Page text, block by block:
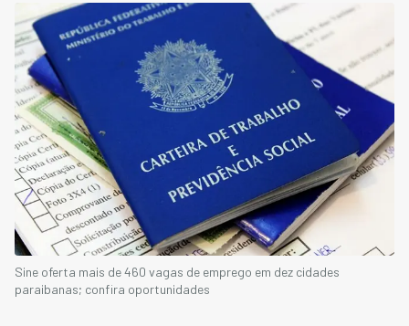
Sine oferta mais de 460 vagas de emprego em dez cidades
paraibanas; confira oportunidades